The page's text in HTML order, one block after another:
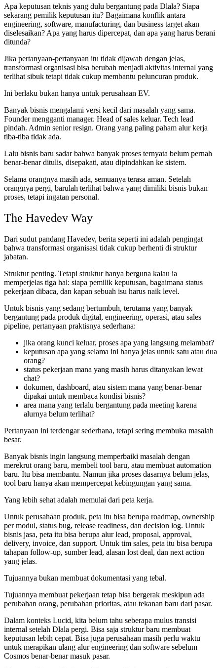
Apa keputusan teknis yang dulu bergantung pada Dlala? Siapa
sekarang pemilik keputusan itu? Bagaimana konflik antara
engineering, software, manufacturing, dan business target akan
diselesaikan? Apa yang harus dipercepat, dan apa yang harus berani
ditunda?
Jika pertanyaan-pertanyaan itu tidak dijawab dengan jelas,
transformasi organisasi bisa berubah menjadi aktivitas internal yang
terlihat sibuk tetapi tidak cukup membantu peluncuran produk.
Ini berlaku bukan hanya untuk perusahaan EV.
Banyak bisnis mengalami versi kecil dari masalah yang sama.
Founder mengganti manager. Head of sales keluar. Tech lead
pindah. Admin senior resign. Orang yang paling paham alur kerja
tiba-tiba tidak ada.
Lalu bisnis baru sadar bahwa banyak proses ternyata belum pernah
benar-benar ditulis, disepakati, atau dipindahkan ke sistem.
Selama orangnya masih ada, semuanya terasa aman. Setelah
orangnya pergi, barulah terlihat bahwa yang dimiliki bisnis bukan
proses, tetapi ingatan personal.
The Havedev Way
Dari sudut pandang Havedev, berita seperti ini adalah pengingat
bahwa transformasi organisasi tidak cukup berhenti di struktur
jabatan.
Struktur penting. Tetapi struktur hanya berguna kalau ia
memperjelas tiga hal: siapa pemilik keputusan, bagaimana status
pekerjaan dibaca, dan kapan sebuah isu harus naik level.
Untuk bisnis yang sedang bertumbuh, terutama yang banyak
bergantung pada produk digital, engineering, operasi, atau sales
pipeline, pertanyaan praktisnya sederhana:
jika orang kunci keluar, proses apa yang langsung melambat?
keputusan apa yang selama ini hanya jelas untuk satu atau dua
orang?
status pekerjaan mana yang masih harus ditanyakan lewat
chat?
dokumen, dashboard, atau sistem mana yang benar-benar
dipakai untuk membaca kondisi bisnis?
area mana yang terlalu bergantung pada meeting karena
alurnya belum terlihat?
Pertanyaan ini terdengar sederhana, tetapi sering membuka masalah
besar.
Banyak bisnis ingin langsung memperbaiki masalah dengan
merekrut orang baru, membeli tool baru, atau membuat automation
baru. Itu bisa membantu. Namun jika proses dasarnya belum jelas,
tool baru hanya akan mempercepat kebingungan yang sama.
Yang lebih sehat adalah memulai dari peta kerja.
Untuk perusahaan produk, peta itu bisa berupa roadmap, ownership
per modul, status bug, release readiness, dan decision log. Untuk
bisnis jasa, peta itu bisa berupa alur lead, proposal, approval,
delivery, invoice, dan support. Untuk tim sales, peta itu bisa berupa
tahapan follow-up, sumber lead, alasan lost deal, dan next action
yang jelas.
Tujuannya bukan membuat dokumentasi yang tebal.
Tujuannya membuat pekerjaan tetap bisa bergerak meskipun ada
perubahan orang, perubahan prioritas, atau tekanan baru dari pasar.
Dalam konteks Lucid, kita belum tahu seberapa mulus transisi
internal setelah Dlala pergi. Bisa saja struktur baru membuat
keputusan lebih cepat. Bisa juga perusahaan masih perlu waktu
untuk merapikan ulang alur engineering dan software sebelum
Cosmos benar-benar masuk pasar.